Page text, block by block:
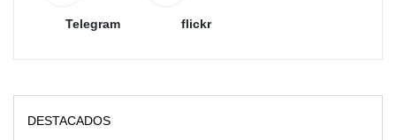
Telegram flickr
DESTACADOS